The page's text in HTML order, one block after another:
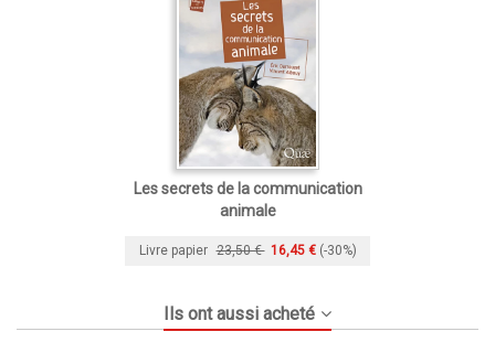
Les secrets de la communication
animale
Livre papier 23,50 € 16,45 € (-30%)
Ils ont aussi acheté